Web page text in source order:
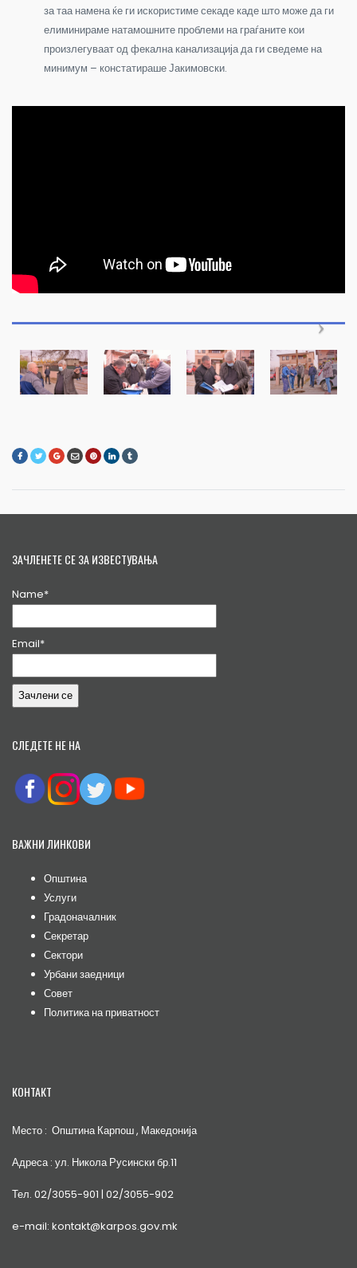
за таа намена ќе ги искористиме секаде каде што може да ги
елиминираме натамошните проблеми на граѓаните кои
произлегуваат од фекална канализација да ги сведеме на
минимум – констатираше Јакимовски.
ЗАЧЛЕНЕТЕ СЕ ЗА ИЗВЕСТУВАЊА
Name*
Email*
СЛЕДЕТЕ НЕ НА
ВАЖНИ ЛИНКОВИ
Општина
Услуги
Градоначалник
Секретар
Сектори
Урбани заедници
Совет
Политика на приватност
КОНТАКТ
Место : Општина Карпош , Македонија
Адреса : ул. Никола Русински бр.11
Тел. 02/3055-901 | 02/3055-902
e-mail: kontakt@karpos.gov.mk